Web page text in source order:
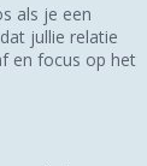
als je een
jullie relatie
en focus op het